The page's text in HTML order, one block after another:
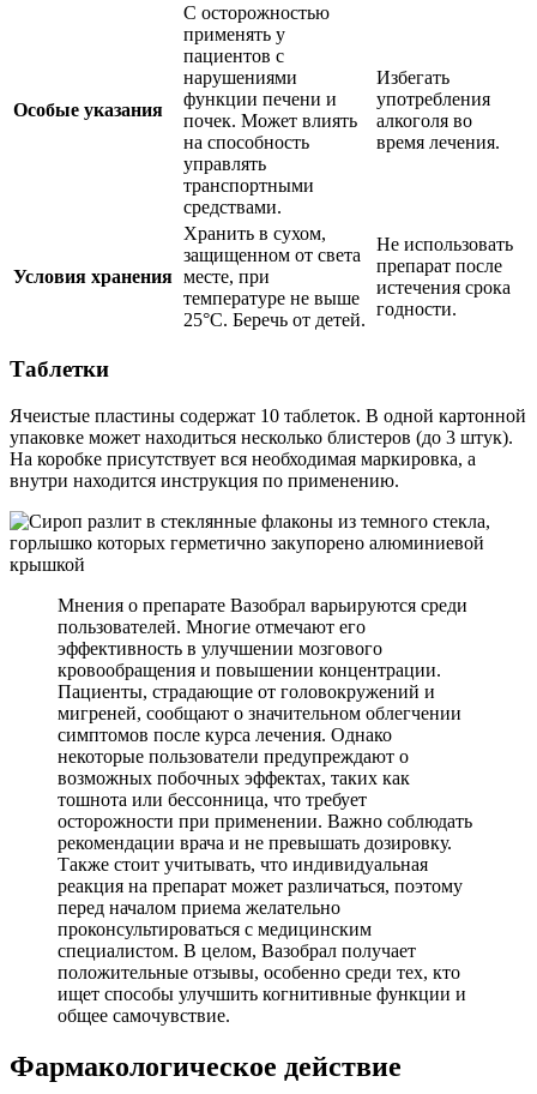
Особые указания
С осторожностью
применять у
пациентов с
нарушениями
функции печени и
почек. Может влиять
на способность
управлять
транспортными
средствами.
Избегать
употребления
алкоголя во
время лечения.
Условия хранения
Хранить в сухом,
защищенном от света
месте, при
температуре не выше
25°C. Беречь от детей.
Не использовать
препарат после
истечения срока
годности.
Таблетки
Ячеистые пластины содержат 10 таблеток. В одной картонной
упаковке может находиться несколько блистеров (до 3 штук).
На коробке присутствует вся необходимая маркировка, а
внутри находится инструкция по применению.
Мнения о препарате Вазобрал варьируются среди
пользователей. Многие отмечают его
эффективность в улучшении мозгового
кровообращения и повышении концентрации.
Пациенты, страдающие от головокружений и
мигреней, сообщают о значительном облегчении
симптомов после курса лечения. Однако
некоторые пользователи предупреждают о
возможных побочных эффектах, таких как
тошнота или бессонница, что требует
осторожности при применении. Важно соблюдать
рекомендации врача и не превышать дозировку.
Также стоит учитывать, что индивидуальная
реакция на препарат может различаться, поэтому
перед началом приема желательно
проконсультироваться с медицинским
специалистом. В целом, Вазобрал получает
положительные отзывы, особенно среди тех, кто
ищет способы улучшить когнитивные функции и
общее самочувствие.
Фармакологическое действие